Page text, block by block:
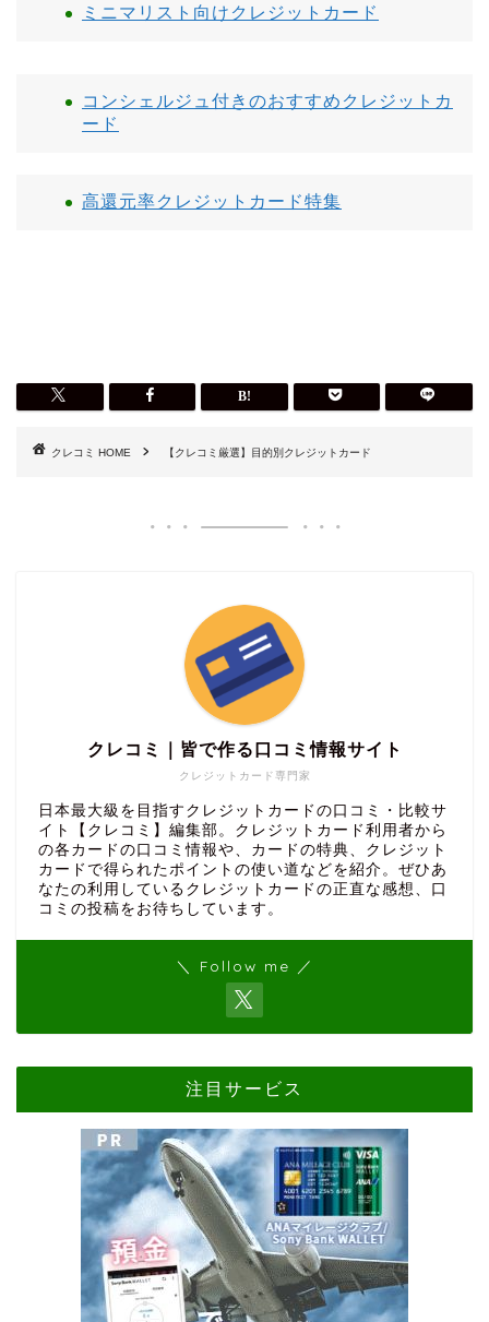
ミニマリスト向けクレジットカード
コンシェルジュ付きのおすすめクレジットカ
ード
高還元率クレジットカード特集
HOME 【クレコミ厳選】目的別クレジットカード
クレジットカード専門家
クレコミ｜皆で作る口コミ情報サイト
日本最大級を目指すクレジットカードの口コミ・比較サ
イト【クレコミ】編集部。クレジットカード利用者から
の各カードの口コミ情報や、カードの特典、クレジット
カードで得られたポイントの使い道などを紹介。ぜひあ
なたの利用しているクレジットカードの正直な感想、口
コミの投稿をお待ちしています。
＼ Follow me ／
注目サービス